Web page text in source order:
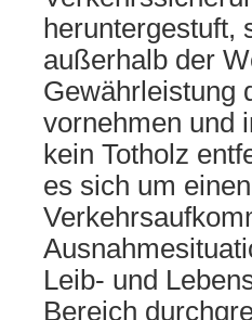
heruntergestuft,
außerhalb der
Gewährleistung
vornehmen und
kein Totholz
es sich um
Leib- und
Bereich